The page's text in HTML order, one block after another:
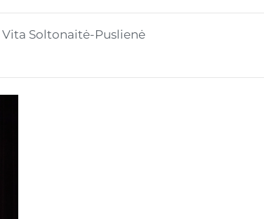
Vita Soltonaitė-Puslienė